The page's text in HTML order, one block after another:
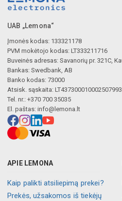
UAB „Lemona“
Įmonės kodas: 133321178
PVM mokėtojo kodas: LT333211716
Buveinės adresas: Savanorių pr. 321C,
Bankas: Swedbank, AB
Banko kodas: 73000
Atsisk. sąskaita: LT437300010002507993
Tel. nr.: +370 700 35035
El. paštas: info@lemona.lt
APIE LEMONA
Kaip palikti atsiliepimą prekei?
Prekės, užsakomos iš tiekėjų